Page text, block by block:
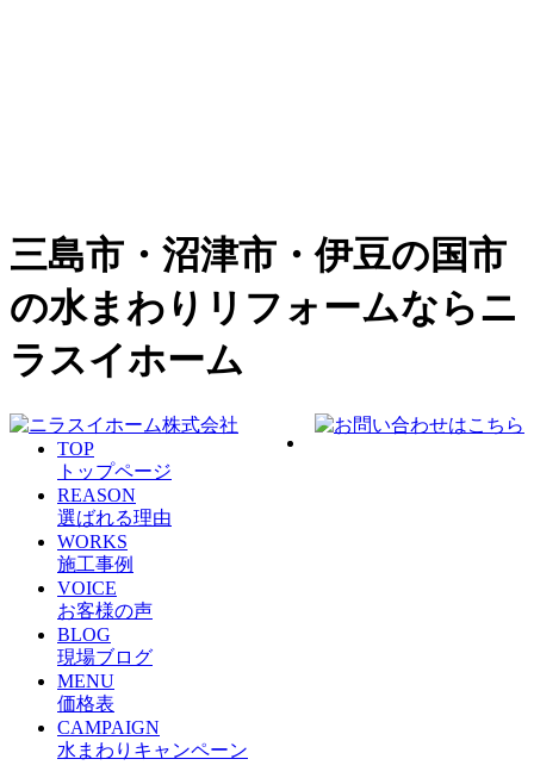
三島市・沼津市・伊豆の国市
の水まわりリフォームならニ
ラスイホーム
TOP
トップページ
REASON
選ばれる理由
WORKS
施工事例
VOICE
お客様の声
BLOG
現場ブログ
MENU
価格表
CAMPAIGN
水まわりキャンペーン